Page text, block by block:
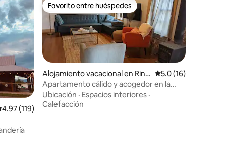
promedio: 4.97 de 5, 119 reseñas
4.97 (119)
Favorito entre huéspedes
Favorito entre huéspedes
Alojamiento vacacional en Ring
ling
Calificación
5.0 (16)
Apartamento cálido y acogedor en la
icónica iglesia Ringling
Ubicación · Espacios interiores ·
Calefacción